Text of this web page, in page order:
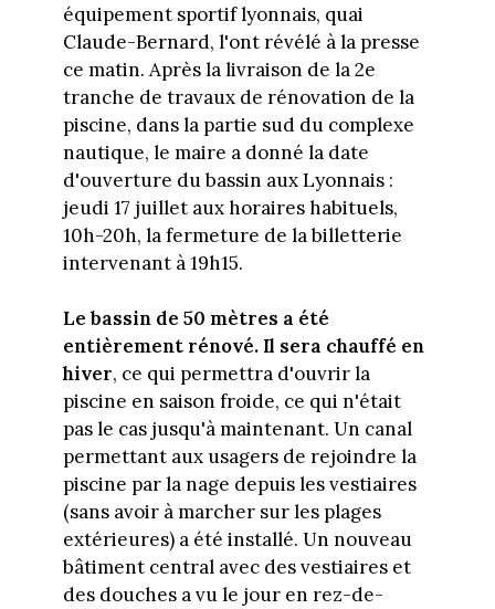
équipement sportif lyonnais, quai
Claude-Bernard, l'ont révélé à la presse
ce matin. Après la livraison de la 2e
tranche de travaux de rénovation de la
piscine, dans la partie sud du complexe
nautique, le maire a donné la date
d'ouverture du bassin aux Lyonnais :
jeudi 17 juillet aux horaires habituels,
10h-20h, la fermeture de la billetterie
intervenant à 19h15.
Le bassin de 50 mètres a été
entièrement rénové. Il sera chauffé en
hiver, ce qui permettra d'ouvrir la
piscine en saison froide, ce qui n'était
pas le cas jusqu'à maintenant. Un canal
permettant aux usagers de rejoindre la
piscine par la nage depuis les vestiaires
(sans avoir à marcher sur les plages
extérieures) a été installé. Un nouveau
bâtiment central avec des vestiaires et
des douches a vu le jour en rez-de-